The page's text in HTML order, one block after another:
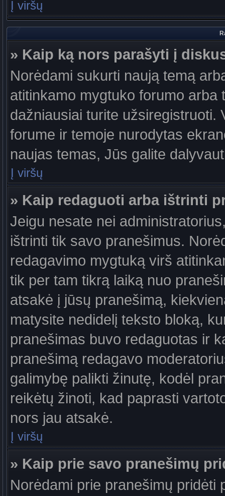
Į viršų
» Kaip ką nors parašyti į
Norėdami sukurti naują temą
atitinkamo mygtuko forumo
dažniausiai turite užsiregistruoti.
forume ir temoje nurodytas
naujas temas, Jūs galite
Į viršų
» Kaip redaguoti arba ištrinti
Jeigu nesate nei
ištrinti tik savo pranešimus.
redagavimo mygtuką virš
tik per tam tikrą laiką nuo
atsakė į jūsų pranešimą,
matysite nedidelį teksto bloką,
pranešimas buvo redaguotas ir
pranešimą redagavo
galimybę palikti žinutę, kodėl
reikėtų žinoti, kad paprasti
nors jau atsakė.
Į viršų
» Kaip prie savo pranešimų
Norėdami prie pranešimų pridėti